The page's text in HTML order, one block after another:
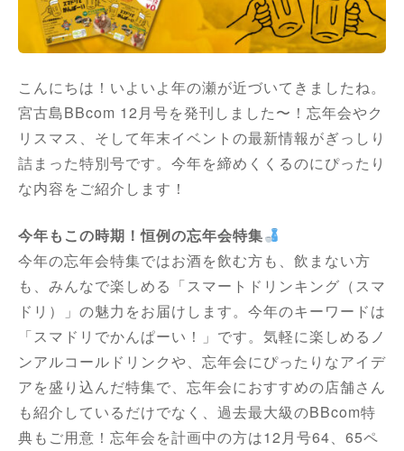
こんにちは！いよいよ年の瀬が近づいてきましたね。
宮古島BBcom 12月号を発刊しました〜！忘年会やク
リスマス、そして年末イベントの最新情報がぎっしり
詰まった特別号です。今年を締めくくるのにぴったり
な内容をご紹介します！
今年もこの時期！恒例の忘年会特集
今年の忘年会特集ではお酒を飲む方も、飲まない方
も、みんなで楽しめる「スマートドリンキング（スマ
ドリ）」の魅力をお届けします。今年のキーワードは
「スマドリでかんぱーい！」です。気軽に楽しめるノ
ンアルコールドリンクや、忘年会にぴったりなアイデ
アを盛り込んだ特集で、忘年会におすすめの店舗さん
も紹介しているだけでなく、過去最大級のBBcom特
典もご用意！忘年会を計画中の方は12月号64、65ペ